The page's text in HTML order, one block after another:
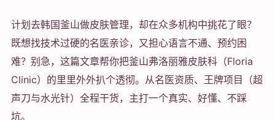
计划去韩国釜山做皮肤管理，却在众多机构中挑花了眼？
既想找技术过硬的名医亲诊，又担心语言不通、预约困
难？别急，这篇文章帮你把釜山弗洛丽雅皮肤科（Floria
Clinic）的里里外外扒个透彻。从名医资质、王牌项目（超
声刀与水光针）全程干货，主打一个真实、好懂、不踩
坑。